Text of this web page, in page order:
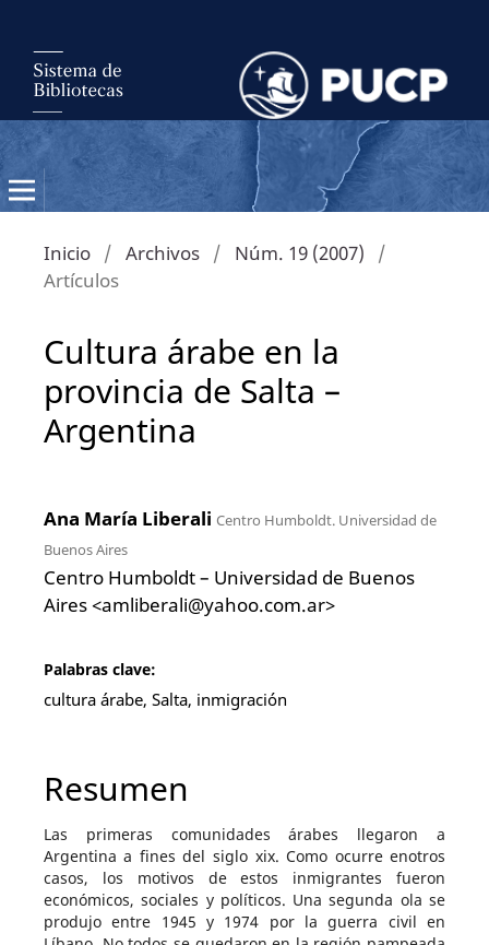
Inicio / Archivos / Núm. 19 (2007)
/
Artículos
Cultura árabe en la
provincia de Salta –
Argentina
Ana María Liberali Centro Humboldt. Universidad de
Buenos Aires
Centro Humboldt – Universidad de Buenos
Aires <amliberali@yahoo.com.ar>
Palabras clave:
cultura árabe, Salta, inmigración
Resumen
Las primeras comunidades árabes llegaron a
Argentina a fines del siglo xix. Como ocurre enotros
casos, los motivos de estos inmigrantes fueron
económicos, sociales y políticos. Una segunda ola se
produjo entre 1945 y 1974 por la guerra civil en